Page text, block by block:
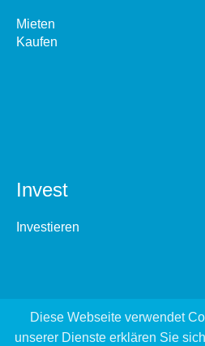
Mieten
Kaufen
Invest
Investieren
Diese Webseite verwendet
unserer Dienste erklären Sie